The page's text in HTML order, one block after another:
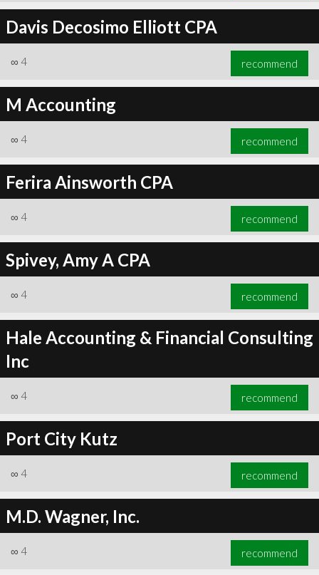
Davis Decosimo Elliott CPA
∞ 4 recommend
M Accounting
∞ 4 recommend
Ferira Ainsworth CPA
∞ 4 recommend
Spivey, Amy A CPA
∞ 4 recommend
Hale Accounting & Financial Consulting
Inc
∞ 4 recommend
Port City Kutz
∞ 4 recommend
M.D. Wagner, Inc.
∞ 4 recommend